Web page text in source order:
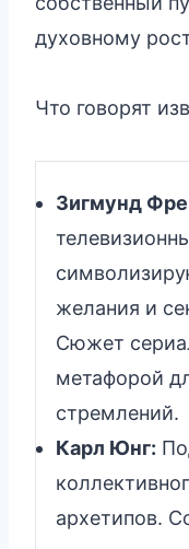
духовному
Что говорят
Зигмунд
желания и
Сюжет
метафорой
стремлений.
Карл Юнг:
архетипов.